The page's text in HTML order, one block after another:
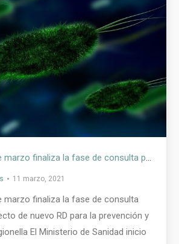
El próximo 15 de marzo finaliza la fase de consulta pública del proyecto de nuevo RD para la prevención y el control de Legionella
11 marzo, 2021
marzo finaliza la fase de consulta
de nuevo RD para la prevención y
El Ministerio de Sanidad inicio